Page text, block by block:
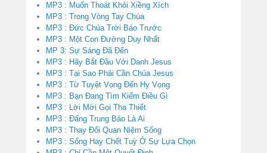
MP3 : Muốn Thoát Khỏi Xiềng Xích
MP3 : Trong Vòng Tay Chúa
MP3 : Đức Chúa Trời Báo Trước
MP3 : Một Con Đường Duy Nhất
MP 3: Sự Sáng Đã Đến
MP3 : Hãy Bắt Đầu Với Danh Jesus
MP3 : Tại Sao Phải Cần Chúa Jesus
MP3 : Từ Tuyệt Vọng Đến Hy Vọng
MP3 : Bạn Đang Tìm Kiếm Điều Gì
MP3 : Lời Mời Gọi Tha Thiết
MP3 : Đấng Trung Bảo Là Ai
MP3 : Thay Đổi Quan Niệm Sống
MP3 : Sống Hay Chết Tuỳ Ở Sự Lựa Chọn